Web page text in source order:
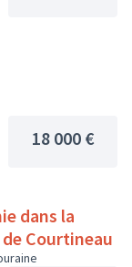
18 000 €
dans la
Courtineau